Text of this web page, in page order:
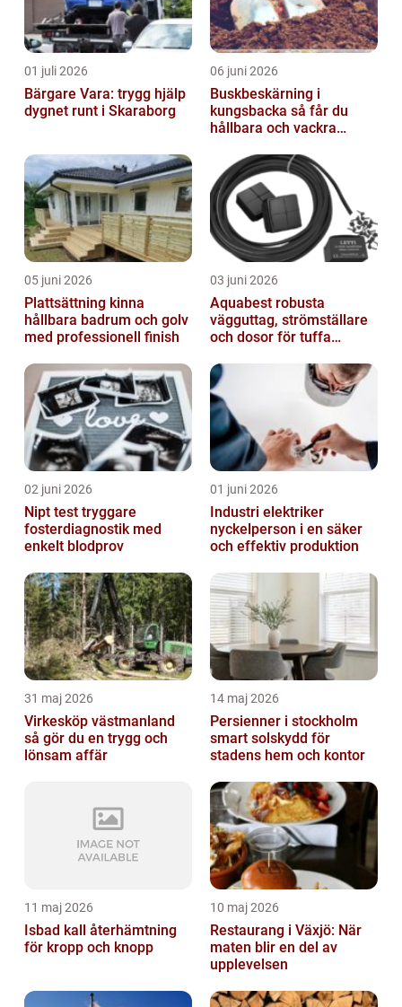
01 juli 2026
Bärgare Vara: trygg hjälp
dygnet runt i Skaraborg
06 juni 2026
Buskbeskärning i
kungsbacka så får du
hållbara och vackra
05 juni 2026
Plattsättning kinna
hållbara badrum och golv
med professionell finish
03 juni 2026
Aquabest robusta
vägguttag, strömställare
och dosor för tuffa
02 juni 2026
Nipt test tryggare
fosterdiagnostik med
enkelt blodprov
01 juni 2026
Industri elektriker
nyckelperson i en säker
och effektiv produktion
31 maj 2026
Virkesköp västmanland
så gör du en trygg och
lönsam affär
14 maj 2026
Persienner i stockholm
smart solskydd för
stadens hem och kontor
11 maj 2026
Isbad kall återhämtning
för kropp och knopp
10 maj 2026
Restaurang i Växjö: När
maten blir en del av
upplevelsen